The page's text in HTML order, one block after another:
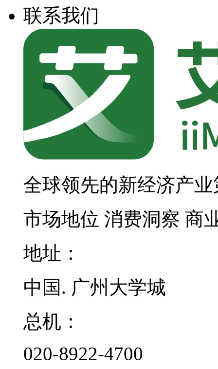
联系我们
全球领先的新经济产
市场地位 消费洞察 商
地址：
中国. 广州大学城
总机：
020-8922-4700